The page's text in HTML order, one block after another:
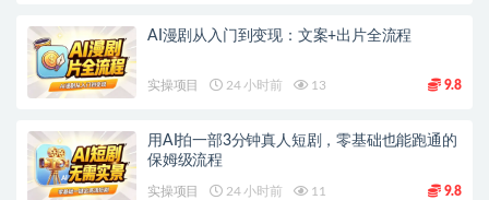
AI漫剧从入门到变现：文案+出片全流程
实操项目 24 小时前 13 9.8
用AI拍一部3分钟真人短剧，零基础也能跑通的
保姆级流程
实操项目 24 小时前 11 9.8